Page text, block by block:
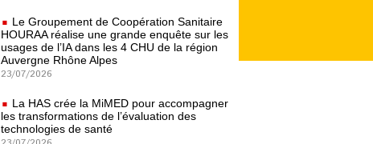
Le Groupement de Coopération Sanitaire
HOURAA réalise une grande enquête sur les
usages de l’IA dans les 4 CHU de la région
Auvergne Rhône Alpes
23/07/2026
La HAS crée la MiMED pour accompagner
les transformations de l’évaluation des
technologies de santé